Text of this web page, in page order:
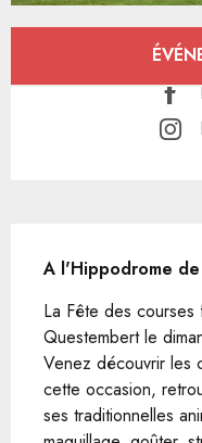
Ouverture et
A l'Hippodrome
La Fête des
Questembert le
Venez découvrir les
cette occasion,
ses traditionnelles